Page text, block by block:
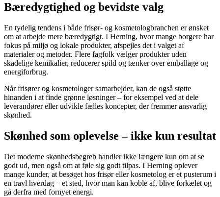
Bæredygtighed og bevidste valg
En tydelig tendens i både frisør- og kosmetologbranchen er ønsket
om at arbejde mere bæredygtigt. I Herning, hvor mange borgere har
fokus på miljø og lokale produkter, afspejles det i valget af
materialer og metoder. Flere fagfolk vælger produkter uden
skadelige kemikalier, reducerer spild og tænker over emballage og
energiforbrug.
Når frisører og kosmetologer samarbejder, kan de også støtte
hinanden i at finde grønne løsninger – for eksempel ved at dele
leverandører eller udvikle fælles koncepter, der fremmer ansvarlig
skønhed.
Skønhed som oplevelse – ikke kun resultat
Det moderne skønhedsbegreb handler ikke længere kun om at se
godt ud, men også om at føle sig godt tilpas. I Herning oplever
mange kunder, at besøget hos frisør eller kosmetolog er et pusterum i
en travl hverdag – et sted, hvor man kan koble af, blive forkælet og
gå derfra med fornyet energi.